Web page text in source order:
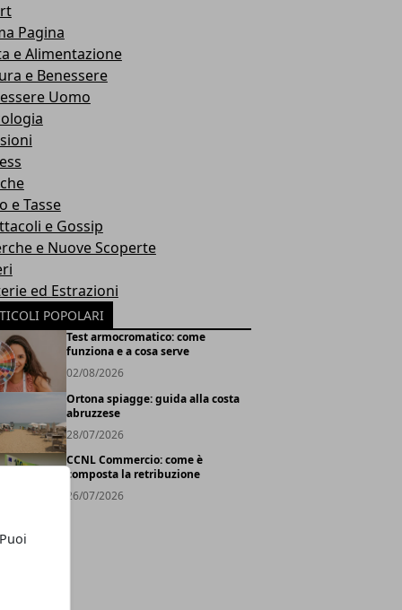
Pagina
e Alimentazione
e Benessere
Uomo
e Tasse
e Gossip
e Nuove Scoperte
ed Estrazioni
POPOLARI
Test armocromatico: come
funziona e a cosa serve
02/08/2026
Ortona spiagge: guida alla costa
abruzzese
28/07/2026
CCNL Commercio: come è
composta la retribuzione
26/07/2026